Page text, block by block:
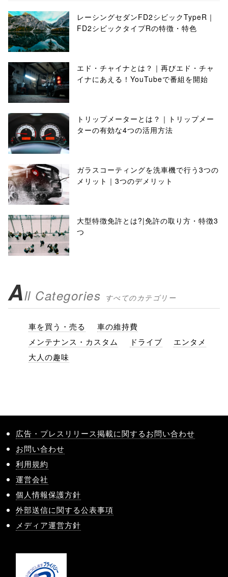
レーシングセダンFD2シビックTypeR｜
FD2シビックタイプRの特徴・特色
エド・チャイナとは？｜再びエド・チャ
イナにあえる！YouTubeで番組を開始
トリップメーターとは？｜トリップメー
ターの有効な4つの活用方法
ガラスコーティングを洗車機で行う3つの
メリット｜3つのデメリット
大型特徴免許とは?|免許の取り方・特徴3
つ
All Categories すべてのカテゴリー
車を買う・売る
車の維持費
メンテナンス・カスタム
ドライブ
エンタメ
大人の趣味
広告・プレスリリース掲載に関するお問い合わせ
お問い合わせ
利用規約
運営会社
個人情報保護方針
外部送信に関する公表事項
メディア運営方針